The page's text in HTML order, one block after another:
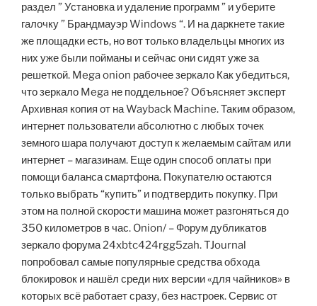
раздел ” Установка и удаление программ ” и уберите
галочку ” Брандмауэр Windows “. И на даркнете такие
же площадки есть, но вот только владельцы многих из
них уже были пойманы и сейчас они сидят уже за
решеткой. Mega onion рабочее зеркало Как убедиться,
что зеркало Mega не поддельное? Объясняет эксперт
Архивная копия от на Wayback Machine. Таким образом,
интернет пользователи абсолютно с любых точек
земного шара получают доступ к желаемым сайтам или
интернет – магазинам. Еще один способ оплаты при
помощи баланса смартфона. Покупателю остаются
только выбрать “купить” и подтвердить покупку. При
этом на полной скорости машина может разгоняться до
350 километров в час. Onion/ – Форум дубликатов
зеркало форума 24xbtc424rgg5zah. TJournal
попробовал самые популярные средства обхода
блокировок и нашёл среди них версии «для чайников» в
которых всё работает сразу, без настроек. Сервис от